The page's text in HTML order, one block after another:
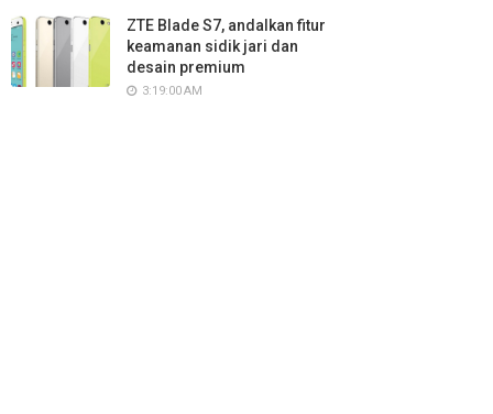
ZTE Blade S7, andalkan fitur
keamanan sidik jari dan
desain premium
3:19:00 AM